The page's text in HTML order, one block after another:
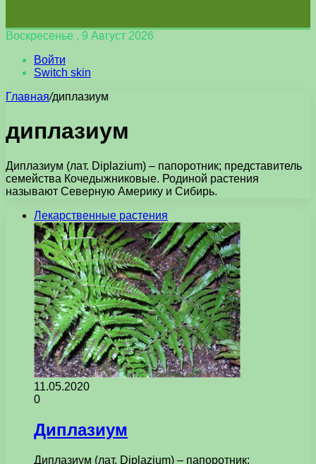
Воскресенье , 9 Август 2026
Войти
Switch skin
Главная/диплазиум
диплазиум
Диплазиум (лат. Diplazium) – папоротник; представитель
семейства Кочедыжниковые. Родиной растения
называют Северную Америку и Сибирь.
Лекарственные растения
11.05.2020
0
Диплазиум
Диплазиум (лат. Diplazium) – папоротник;